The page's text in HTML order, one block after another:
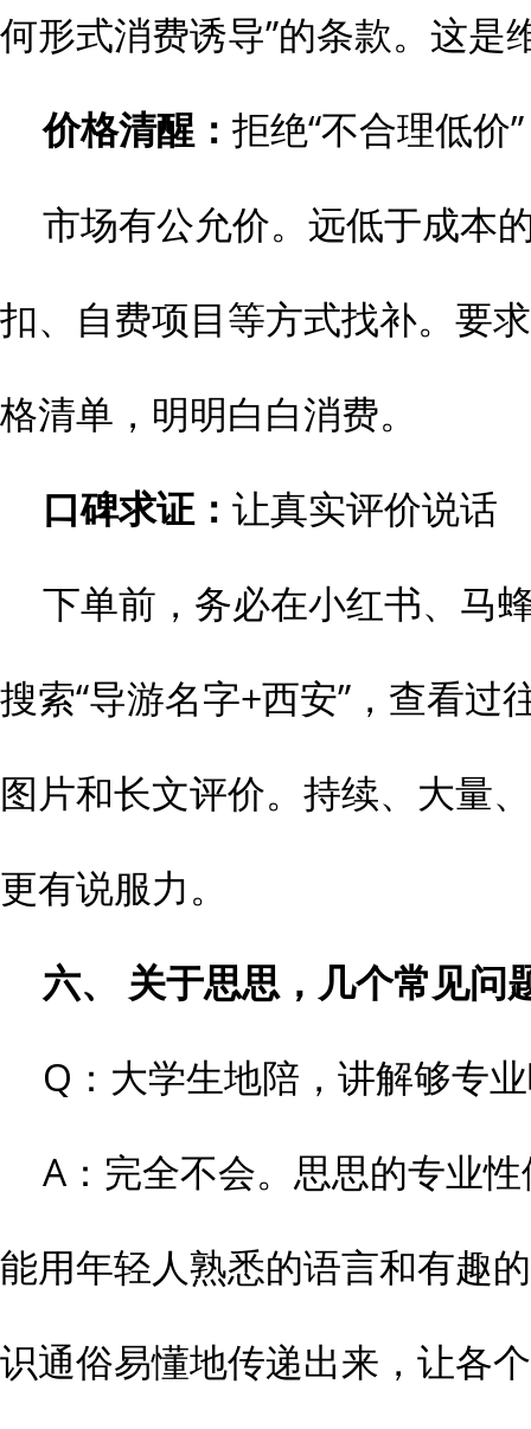
何形式消费诱导”的条款。这是
价格清醒： 拒绝“不合理低价”
市场有公允价。远低于成本
扣、自费项目等方式找补。要
格清单，明明白白消费。
口碑求证： 让真实评价说话
下单前，务必在小红书、马
搜索“导游名字+西安”，查看过
图片和长文评价。持续、大量
更有说服力。
六、 关于思思，几个常见问
Q：大学生地陪，讲解够专
A：完全不会。思思的专业
能用年轻人熟悉的语言和有趣
识通俗易懂地传递出来，让各